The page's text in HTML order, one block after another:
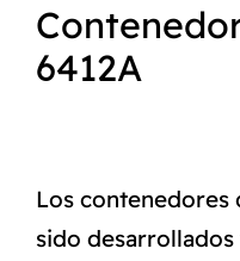
6412A
Los contenedores
sido